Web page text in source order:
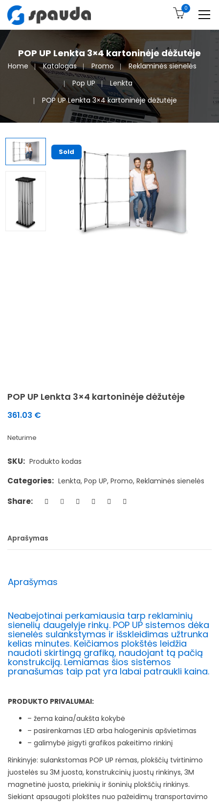
0
POP UP Lenkta 3×4 kartoninėje dėžutėje
Home Katalogas Promo
Reklaminės sienelės
Pop UP
Lenkta
POP UP Lenkta 3×4 kartoninėje dėžutėje
Sold
POP UP Lenkta 3×4 kartoninėje dėžutėje
361.03 €
Neturime
SKU: Produkto kodas
Categories: Lenkta, Pop UP, Promo, Reklaminės sienelės
Share:
Aprašymas
Aprašymas
Neabejotinai perkamiausia tarp reklaminių
sienelių daugelyje rinkų. POP UP sistemos dėka
sienelės sulankstymas ir išskleidimas užtrunka
kelias minutes. Keičiamos plokštės leidžia
naudoti skirtingą grafiką, naudojant tą pačią
konstrukciją. Lemiamas šios sistemos
pranašumas taip pat yra labai patraukli kaina.
PRODUKTO PRIVALUMAI:
– žema kaina/aukšta kokybė
– pasirenkamas LED arba halogeninis apšvietimas
– galimybė įsigyti grafikos pakeitimo rinkinį
Rinkinyje: sulankstomas POP UP rėmas, plokščių tvirtinimo
juostelės su 3M juosta, konstrukcinių juostų rinkinys, 3M
magnetinė juosta, priekinių ir šoninių plokščių rinkinys.
Siekiant apsaugoti plokštes nuo pažeidimų transportavimo